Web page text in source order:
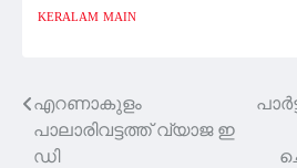
KERALAM MAIN
Post
navigation
എറണാകുളം
പാലാരിവട്ടത്ത് വ്യാജ ഇ
ഡി